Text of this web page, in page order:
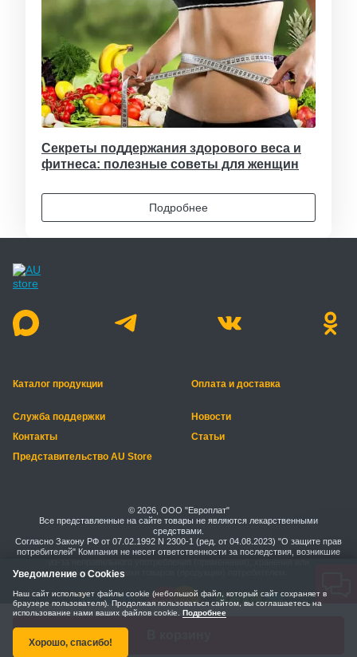
Секреты поддержания здорового веса и
фитнеса: полезные советы для женщин
Подробнее
Каталог продукции Оплата и доставка
Служба поддержки
Новости
Контакты
Статьи
Представительство AU Store
© 2026, ООО "Европлат"
Все представленные на сайте товары не являются лекарственными
средствами.
Согласно Закону РФ от 07.02.1992 N 2300-1 (ред. от 04.08.2023) "О защите прав
потребителей" Компания не несет ответственности за последствия, возникшие
транспортировки товаров (продукции) потребителем.
Правила безопасной оплаты
Уведомление о Cookies
Наш сайт использует файлы cookie (небольшой файл, который сайт сохраняет в
браузере пользователя). Продолжая пользоваться сайтом, вы соглашаетесь на
использование нами ваших файлов cookie. Подробнее
Хорошо, спасибо!